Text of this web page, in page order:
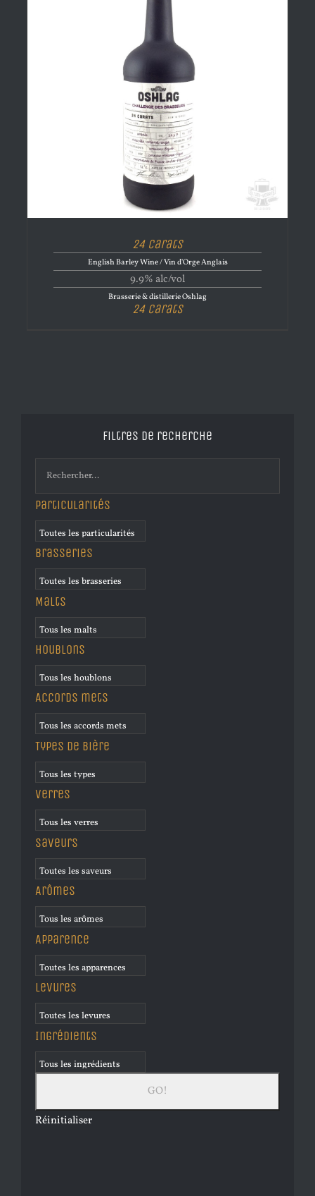
24 Carats
English Barley Wine / Vin d'Orge Anglais
9.9% alc/vol
Brasserie & distillerie Oshlag
24 Carats
Filtres de recherche
Particularités
Brasseries
Malts
Houblons
Accords mets
Types de bière
Verres
Saveurs
Arômes
Apparence
Levures
Ingrédients
Réinitialiser